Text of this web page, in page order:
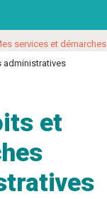
services et démarches
administratives
et